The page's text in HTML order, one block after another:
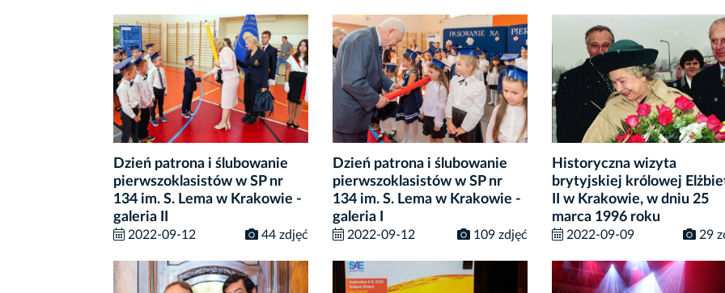
Dzień patrona i ślubowanie
pierwszoklasistów w SP nr
134 im. S. Lema w Krakowie -
galeria II
2022-09-12 44 zdjęć
Dzień patrona i ślubowanie
pierwszoklasistów w SP nr
134 im. S. Lema w Krakowie -
galeria I
2022-09-12 109 zdjęć
Historyczna wizyta
brytyjskiej królowej
II w Krakowie, w dniu 25
marca 1996 roku
2022-09-09 29